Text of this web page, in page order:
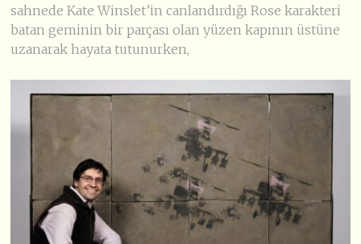
sahnede Kate Winslet’in canlandırdığı Rose karakteri
batan geminin bir parçası olan yüzen kapının üstüne
uzanarak hayata tutunurken,